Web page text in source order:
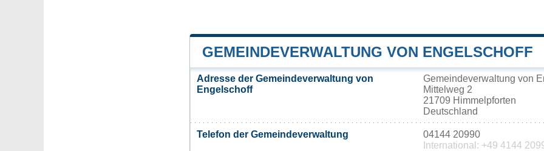
GEMEINDEVERWALTUNG VON ENGELSCHOFF
Adresse der Gemeindeverwaltung von
Engelschoff
Gemeindeverwaltung von
Mittelweg 2
21709 Himmelpforten
Deutschland
Telefon der Gemeindeverwaltung
04144 20990
International: +49 4144